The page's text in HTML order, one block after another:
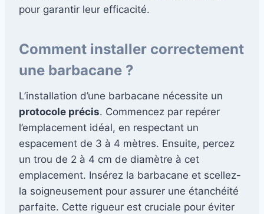
pour garantir leur efficacité.
Comment installer correctement
une barbacane ?
L’installation d’une barbacane nécessite un
protocole précis. Commencez par repérer
l’emplacement idéal, en respectant un
espacement de 3 à 4 mètres. Ensuite, percez
un trou de 2 à 4 cm de diamètre à cet
emplacement. Insérez la barbacane et scellez-
la soigneusement pour assurer une étanchéité
parfaite. Cette rigueur est cruciale pour éviter